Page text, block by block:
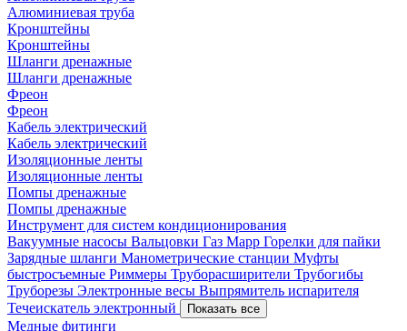
Алюминиевая труба
Кронштейны
Кронштейны
Шланги дренажные
Шланги дренажные
Фреон
Фреон
Кабель электрический
Кабель электрический
Изоляционные ленты
Изоляционные ленты
Помпы дренажные
Помпы дренажные
Инструмент для систем кондиционирования
Вакуумные насосы Вальцовки Газ Mapp Горелки для пайки
Зарядные шланги Манометрические станции Муфты
быстросъемные Риммеры Труборасширители Трубогибы
Труборезы Электронные весы Выпрямитель испарителя
Течеискатель электронный
Показать все
Медные фитинги